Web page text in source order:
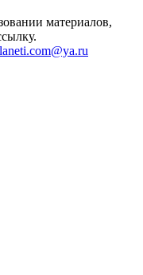
материалов,